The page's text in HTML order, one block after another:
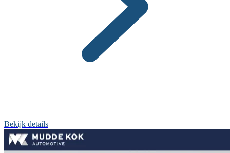
Bekijk details